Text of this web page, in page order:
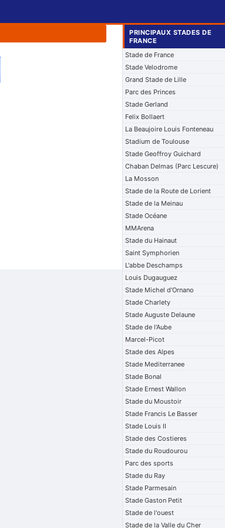
PRINCIPAUX STADES DE
FRANCE
Stade de France
Stade Velodrome
Grand Stade de Lille
Parc des Princes
Stade Gerland
Felix Bollaert
La Beaujoire Louis Fonteneau
Stadium de Toulouse
Stade Geoffroy Guichard
Chaban Delmas (Parc Lescure)
La Mosson
Stade de la Route de Lorient
Stade de la Meinau
Stade Océane
MMArena
Stade du Hainaut
Saint Symphorien
L'abbe Deschamps
Louis Dugauguez
Stade Michel d'Ornano
Stade Charlety
Stade Auguste Delaune
Stade de l'Aube
Marcel-Picot
Stade des Alpes
Stade Mediterranee
Stade Bonal
Stade Ernest Wallon
Stade du Moustoir
Stade Francis Le Basser
Stade Louis II
Stade des Costieres
Stade du Roudourou
Parc des sports
Stade du Ray
Stade Parmesain
Stade Gaston Petit
Stade de l'ouest
Stade de la Valle du Cher